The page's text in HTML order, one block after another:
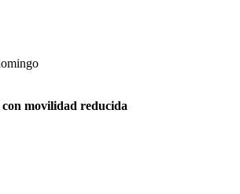
movilidad reducida